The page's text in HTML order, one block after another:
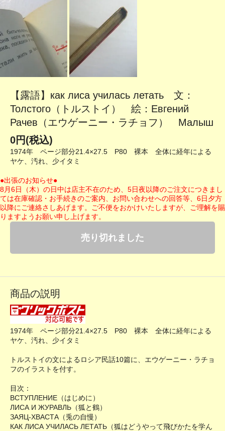
【露語】как лиса училась летать 文：
Толстого（トルストイ） 絵：Евгений
Рачев（エウゲーニー・ラチョフ） Малыш
0円(税込)
1974年 ページ部分21.4×27.5 P80 裸本 全体に経年による
ヤケ、汚れ、少イタミ
●出張のお知らせ●
8月6日（木）の日中は店主不在のため、5日夜以降のご注文につきまし
ては在庫確認・お手続きのご案内、お問い合わせへの回答等、6日夕方
以降にご連絡さしあげます。ご不便をおかけいたしますが、ご理解を賜
りますようお願い申し上げます。
売り切れました
商品の説明
1974年 ページ部分21.4×27.5 P80 裸本 全体に経年による
ヤケ、汚れ、少イタミ
トルストイの文によるロシア民話10篇に、エウゲーニー・ラチョ
フのイラストを付す。
目次：
ВСТУПЛЕНИЕ（はじめに）
ЛИСА И ЖУРАВЛЬ（狐と鶴）
ЗАЯЦ-ХВАСТА（兎の自慢）
КАК ЛИСА УЧИЛАСЬ ЛЕТАТЬ（狐はどうやって飛びかたを学ん